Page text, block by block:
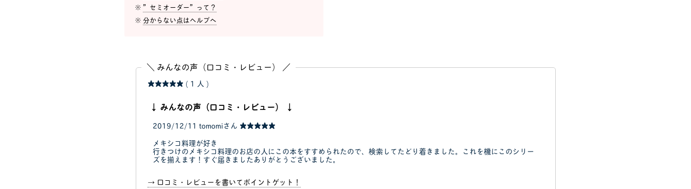
※ ”セミオーダー”って？
※ 分からない点はヘルプへ
＼ みんなの声（口コミ・レビュー） ／
★★★★★ ( 1 人 )
↓ みんなの声（口コミ・レビュー） ↓
2019/12/11 tomomiさん ★★★★★
メキシコ料理が好き
行きつけのメキシコ料理のお店の人にこの本をすすめられたので、検索してたどり着きました。これを機にこのシリー
ズを揃えます！すぐ届きましたありがとうございました。
→ 口コミ・レビューを書いてポイントゲット！